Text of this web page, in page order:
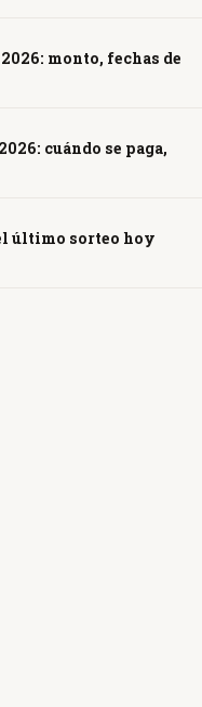
monto, fechas de
cuándo se paga,
último sorteo hoy